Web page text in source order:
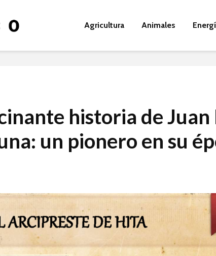
Agricultura Animales
historia de Juan
un pionero en su